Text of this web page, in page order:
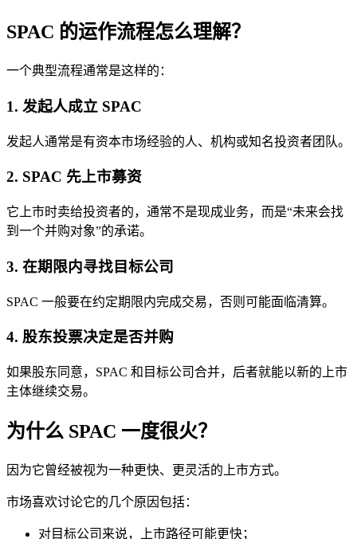
SPAC 的运作流程怎么理解？
一个典型流程通常是这样的：
1. 发起人成立 SPAC
发起人通常是有资本市场经验的人、机构或知名投资者团队。
2. SPAC 先上市募资
它上市时卖给投资者的，通常不是现成业务，而是“未来会找
到一个并购对象”的承诺。
3. 在期限内寻找目标公司
SPAC 一般要在约定期限内完成交易，否则可能面临清算。
4. 股东投票决定是否并购
如果股东同意，SPAC 和目标公司合并，后者就能以新的上市
主体继续交易。
为什么 SPAC 一度很火？
因为它曾经被视为一种更快、更灵活的上市方式。
市场喜欢讨论它的几个原因包括：
对目标公司来说，上市路径可能更快；